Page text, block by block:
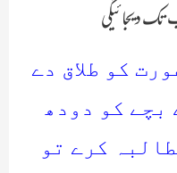
دیجائیگی
کو طلاق دے
بچے کو دودھ
کرے تو